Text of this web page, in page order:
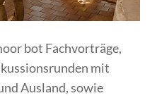
bot Fachvorträge,
mit
Ausland, sowie